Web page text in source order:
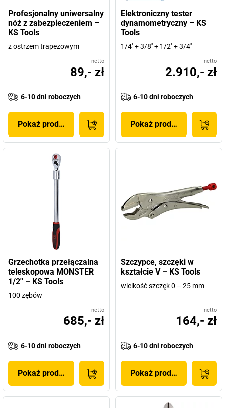
Profesjonalny uniwersalny
nóż z zabezpieczeniem –
KS Tools
z ostrzem trapezowym
netto
89,- zł
6-10 dni roboczych
Pokaż produkt
Elektroniczny tester
dynamometryczny – KS
Tools
1/4'' + 3/8'' + 1/2'' + 3/4''
netto
2.910,- zł
6-10 dni roboczych
Pokaż produkt
Grzechotka przełączalna
teleskopowa MONSTER
1/2'' – KS Tools
100 zębów
netto
685,- zł
6-10 dni roboczych
Pokaż produkt
Szczypce, szczęki w
kształcie V – KS Tools
wielkość szczęk 0 – 25 mm
netto
164,- zł
6-10 dni roboczych
Pokaż produkt